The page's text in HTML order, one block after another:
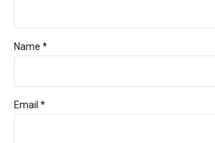
Name *
Email *